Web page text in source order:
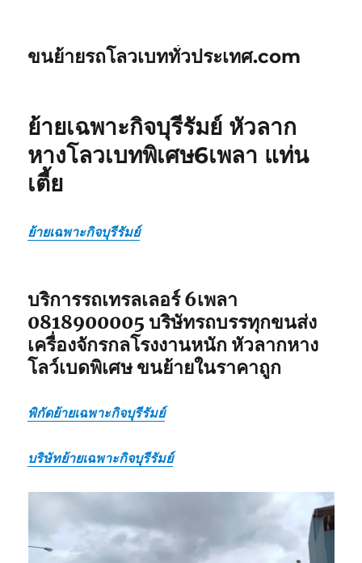
ขนย้ายรถโลวเบททั่วประเทศ.com
ย้ายเฉพาะกิจบุรีรัมย์ หัวลาก
หางโลวเบทพิเศษ6เพลา แท่น
เตี้ย
ย้ายเฉพาะกิจบุรีรัมย์
บริการรถเทรลเลอร์ 6เพลา
0818900005 บริษัทรถบรรทุกขนส่ง
เครื่องจักรกลโรงงานหนัก หัวลากหาง
โลว์เบดพิเศษ ขนย้ายในราคาถูก
พิกัดย้ายเฉพาะกิจบุรีรัมย์
บริษัทย้ายเฉพาะกิจบุรีรัมย์